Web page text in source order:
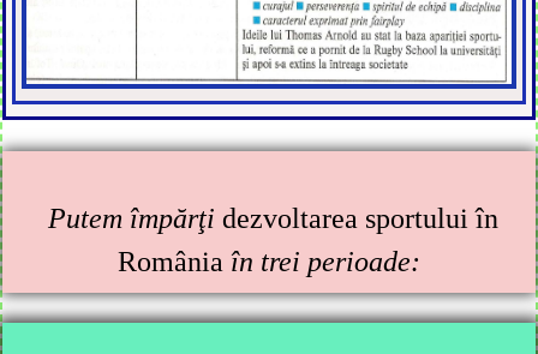
Putem împărţi dezvoltarea sportului în
România în trei perioade: